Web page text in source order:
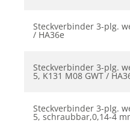
Steckverbinder 3-plg.
/ HA36e
Steckverbinder 3-plg.
5, K131 M08 GWT /
Steckverbinder 3-plg.
5, schraubbar,0,14-4